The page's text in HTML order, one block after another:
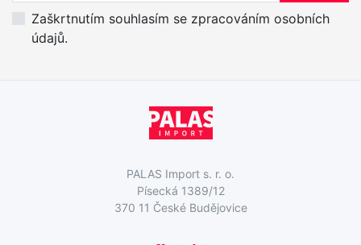
Zaškrtnutím souhlasím se zpracováním osobních
údajů.
PALAS Import s. r. o.
Písecká 1389/12
370 11 České Budějovice